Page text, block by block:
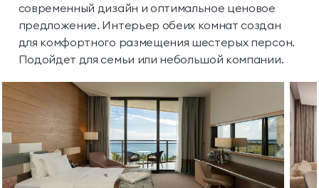
современный дизайн и оптимальное ценовое
предложение. Интерьер обеих комнат создан
для комфортного размещения шестерых персон.
Подойдет для семьи или небольшой компании.